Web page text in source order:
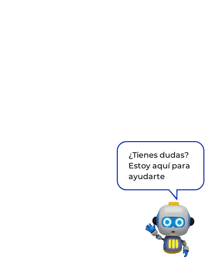
¿Tienes dudas?
Estoy aquí para
ayudarte